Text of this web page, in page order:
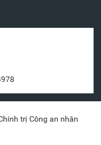
trị Công an nhân